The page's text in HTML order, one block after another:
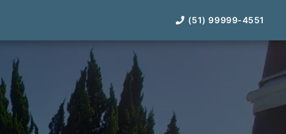
(51) 99999-4551